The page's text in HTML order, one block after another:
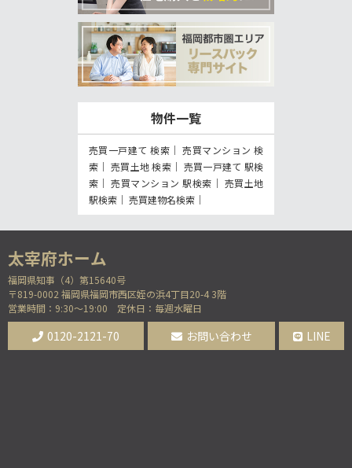
物件一覧
売買一戸建て 検索
売買マンション 検
索
売買土地 検索
売買一戸建て 駅検
索
売買マンション 駅検索
売買土地
駅検索
売買建物名検索
福岡県知事（4）第15640号
〒819-0002 福岡県福岡市西区姪の浜4丁目20-4 3階
営業時間：9:30～19:00
定休日：毎週水曜日
0120-2121-70 お問い合わせ LINE